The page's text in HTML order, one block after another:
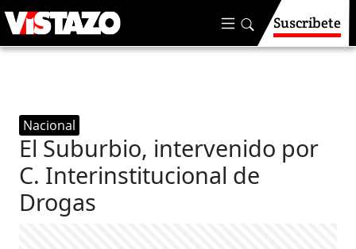
Suscríbete
Nacional
El Suburbio, intervenido por
C. Interinstitucional de
Drogas